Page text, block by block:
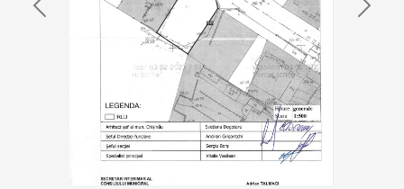
Previous Next